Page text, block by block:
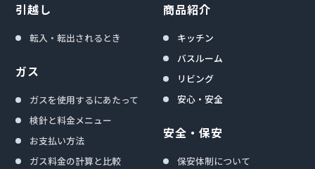
引越し
転入・転出されるとき
ガス
ガスを使用するにあたって
検針と料金メニュー
お支払い方法
ガス料金の計算と比較
商品紹介
キッチン
バスルーム
リビング
安心・安全
安全・保安
保安体制について